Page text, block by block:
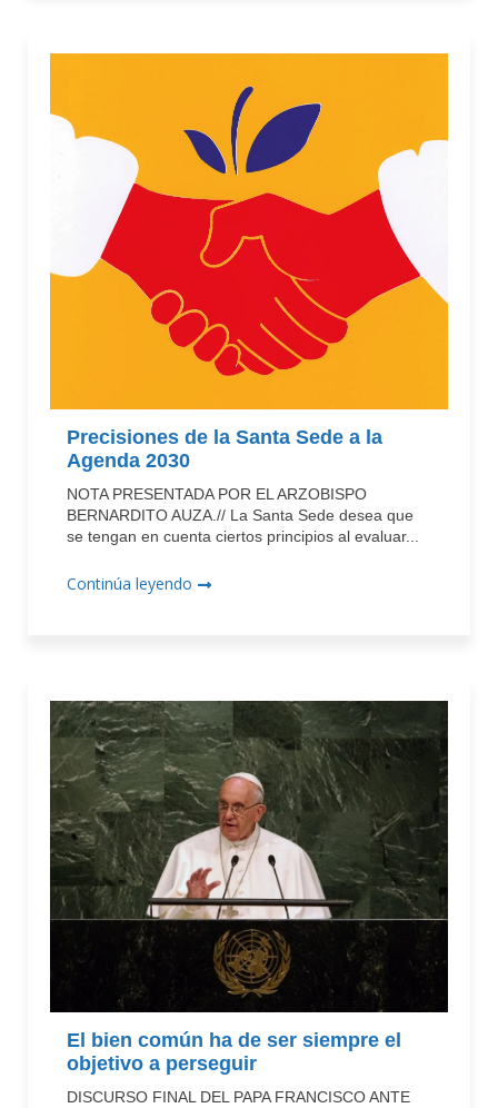
Precisiones de la Santa Sede a la
Agenda 2030
NOTA PRESENTADA POR EL ARZOBISPO
BERNARDITO AUZA.// La Santa Sede desea que
se tengan en cuenta ciertos principios al evaluar...
Continúa leyendo
El bien común ha de ser siempre el
objetivo a perseguir
DISCURSO FINAL DEL PAPA FRANCISCO ANTE